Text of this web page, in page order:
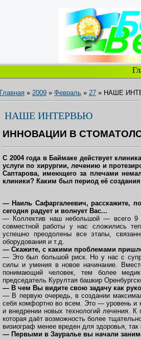
Главная » 2009 » Февраль » 27 » НАШЕ
НАШЕ ИНТЕРВЬЮ
ИННОВАЦИИ В
С 2004 года в Баймаке действует
услуги по хирургии, лечению и
Саптарова, имеющего за плечами
клиники? Каким был период её
— Наиль Сафаргалеевич, расскажите,
сегодня радует и волнует Вас...
— Коллектив наш небольшой — всего 9
совместной работы у нас сложились
успешно преодолены все этапы,
оборудования и т.д.
— Скажите, с какими проблемами
— Это был большой риск. Но у нас с
силы и умения в новое начинание.
понимающий человек, тем более
председатель Курултая башкир
— В чем Вы видите свою задачу как
— В первую очередь, в создании
себя комфортно во всем. Это — уровень и
и внедрении новых технологий лечения.
которая даёт возможность более
визиограф менее вреден для здоровья,
— Первыми в Зауралье вы начали